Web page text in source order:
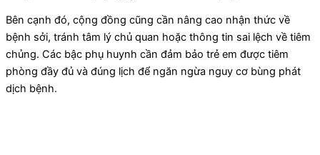
Bên cạnh đó, cộng đồng cũng cần nâng cao nhận thức về
bệnh sởi, tránh tâm lý chủ quan hoặc thông tin sai lệch về tiêm
chủng. Các bậc phụ huynh cần đảm bảo trẻ em được tiêm
phòng đầy đủ và đúng lịch để ngăn ngừa nguy cơ bùng phát
dịch bệnh.